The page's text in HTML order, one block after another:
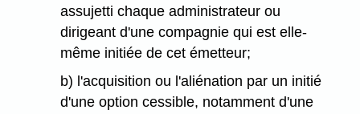
assujetti chaque administrateur ou
dirigeant d'une compagnie qui est elle-
même initiée de cet émetteur;
b) l'acquisition ou l'aliénation par un initié
d'une option cessible, notamment d'une